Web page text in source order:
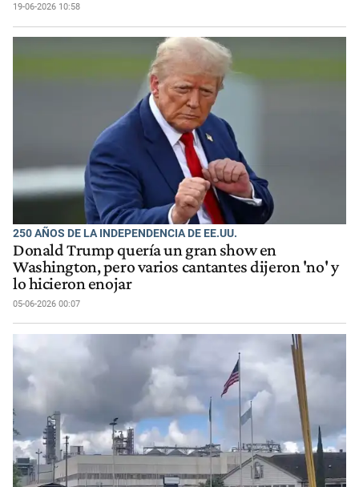
19-06-2026 10:58
250 AÑOS DE LA INDEPENDENCIA DE EE.UU.
Donald Trump quería un gran show en
Washington, pero varios cantantes dijeron 'no' y
lo hicieron enojar
05-06-2026 00:07